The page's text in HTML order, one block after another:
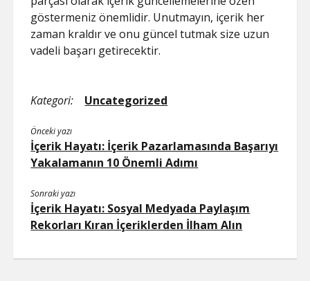
göstermeniz önemlidir. Unutmayın, içerik her
zaman kraldır ve onu güncel tutmak size uzun
vadeli başarı getirecektir.
Kategori: Uncategorized
Önceki yazı
İçerik Hayatı: İçerik Pazarlamasında Başarıyı
Yakalamanın 10 Önemli Adımı
Sonraki yazı
İçerik Hayatı: Sosyal Medyada Paylaşım
Rekorları Kıran İçeriklerden İlham Alın